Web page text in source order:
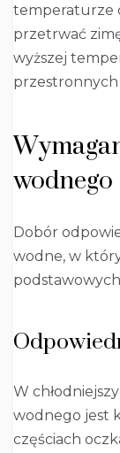
temperaturze
przetrwać
wyższej
wodnego
Dobór
wodne, w
W
wodnego jest
częściach